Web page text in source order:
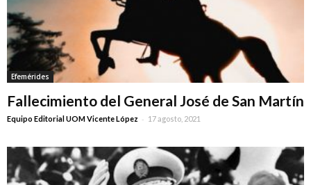
Efemérides
Fallecimiento del General José de San Martín
Equipo Editorial UOM Vicente López - 17 agosto, 2021